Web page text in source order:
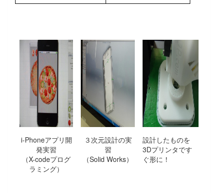
i-Phoneアプリ開
発実習
（X-codeプログ
ラミング）
３次元設計の実
習
（Solid Works）
設計したものを
3Dプリンタです
ぐ形に！